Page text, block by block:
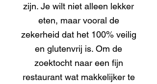
zijn. Je wilt niet alleen lekker
eten, maar vooral de
zekerheid dat het 100% veilig
en glutenvrij is. Om de
zoektocht naar een fijn
restaurant wat makkelijker te